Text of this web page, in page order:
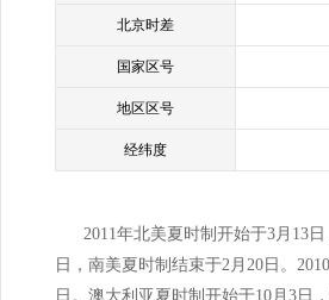
北京时差
国家区号
地区区号
经纬度
2011年北美夏时制开始于3月13
日，南美夏时制结束于2月20日。
日。澳大利亚夏时制开始于10月3日